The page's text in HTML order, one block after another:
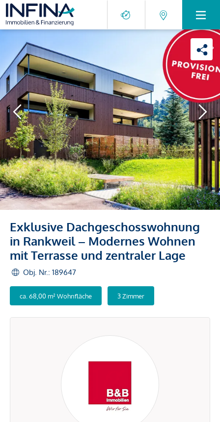
Exklusive Dachgeschosswohnung
in Rankweil – Modernes Wohnen
mit Terrasse und zentraler Lage
Obj. Nr.: 189647
ca. 68,00 m² Wohnfläche 3 Zimmer